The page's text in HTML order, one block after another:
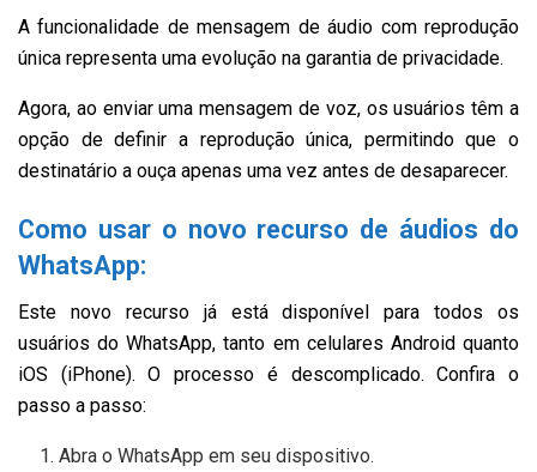
A funcionalidade de mensagem de áudio com reprodução
única representa uma evolução na garantia de privacidade.
Agora, ao enviar uma mensagem de voz, os usuários têm a
opção de definir a reprodução única, permitindo que o
destinatário a ouça apenas uma vez antes de desaparecer.
Como usar o novo recurso de áudios do
WhatsApp:
Este novo recurso já está disponível para todos os
usuários do WhatsApp, tanto em celulares Android quanto
iOS (iPhone). O processo é descomplicado. Confira o
passo a passo:
Abra o WhatsApp em seu dispositivo.